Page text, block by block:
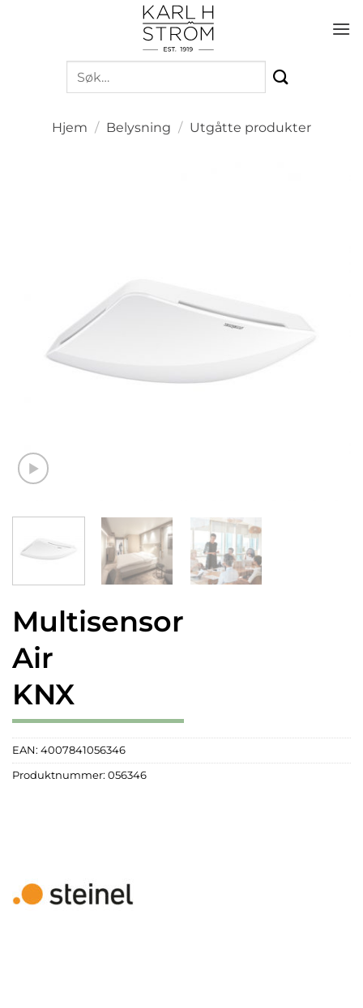
Søk
etter:
Hjem / Belysning / Utgåtte produkter
Multisensor
Air
KNX
EAN: 4007841056346
Produktnummer: 056346